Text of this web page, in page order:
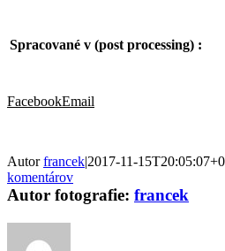
Spracované v (post processing) :
FacebookEmail
Autorfrancek|2017-11-
komentárov
Autor fotografie: francek